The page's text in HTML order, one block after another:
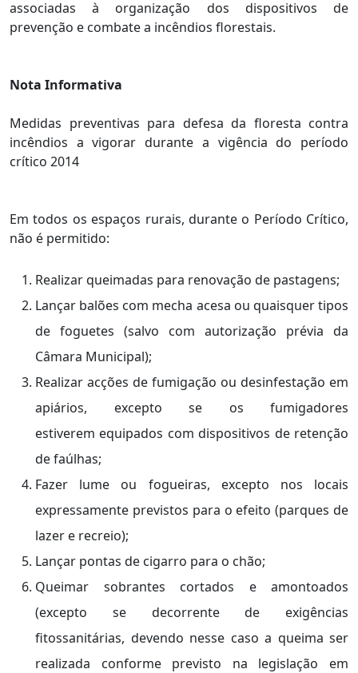
associadas à organização dos dispositivos de
prevenção e combate a incêndios florestais.
Nota Informativa
Medidas preventivas para defesa da floresta contra
incêndios a vigorar durante a vigência do período
crítico 2014
Em todos os espaços rurais, durante o Período Crítico,
não é permitido:
Realizar queimadas para renovação de pastagens;
Lançar balões com mecha acesa ou quaisquer tipos
de foguetes (salvo com autorização prévia da
Câmara Municipal);
Realizar acções de fumigação ou desinfestação em
apiários, excepto se os fumigadores
estiverem equipados com dispositivos de retenção
de faúlhas;
Fazer lume ou fogueiras, excepto nos locais
expressamente previstos para o efeito (parques de
lazer e recreio);
Lançar pontas de cigarro para o chão;
Queimar sobrantes cortados e amontoados
(excepto se decorrente de exigências
fitossanitárias, devendo nesse caso a queima ser
realizada conforme previsto na legislação em